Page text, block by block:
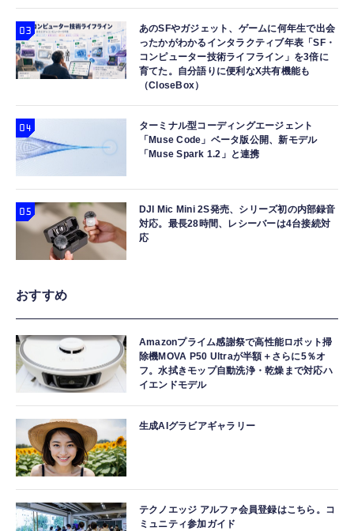
あのSFやガジェット、ゲームに何年生で出会
ったかがわかるインタラクティブ年表「SF・
コンピューター技術ライフライン」を3倍に
育てた。自分語りに便利なX共有機能も
（CloseBox）
ターミナル型コーディングエージェント
「Muse Code」ベータ版公開、新モデル
「Muse Spark 1.2」と連携
DJI Mic Mini 2S発売、シリーズ初の内部録音
対応。最長28時間、レシーバーは4台接続対
応
おすすめ
Amazonプライム感謝祭で高性能ロボット掃
除機MOVA P50 Ultraが半額＋さらに5％オ
フ。水拭きモップ自動洗浄・乾燥まで対応ハ
イエンドモデル
生成AIグラビアギャラリー
テクノエッジ アルファ会員登録はこちら。コ
ミュニティ参加ガイド